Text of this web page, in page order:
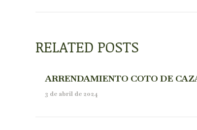
RELATED POSTS
ARRENDAMIENTO COTO DE
3 de abril de 2024